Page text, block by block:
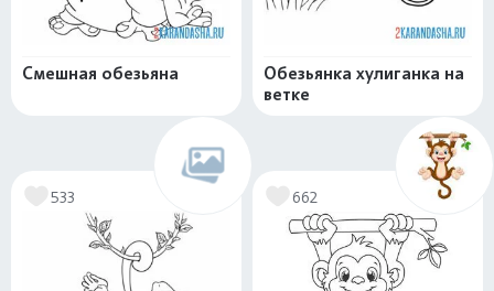
Смешная обезьяна
Обезьянка хулиганка на
ветке
533 662